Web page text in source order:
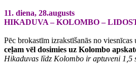
11. diena, 28.augusts
HIKADUVA – KOLOMBO –
Pēc brokastīm izrakstīšanās no viesnīcas
ceļam vēl dosimies uz Kolombo
Hikaduvas līdz Kolombo ir aptuveni 1,5